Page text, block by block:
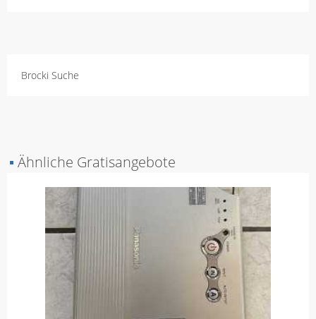
Brocki Suche
▪ Ähnliche Gratisangebote